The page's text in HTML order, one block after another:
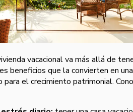
vacacional va más allá de
beneficios que la convierten en
el crecimiento patrimonial.